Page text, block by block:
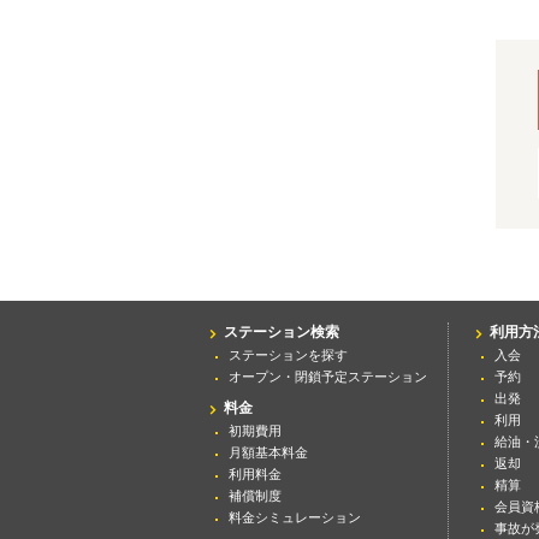
ステーション検索
ステーションを探す
オープン・閉鎖予定ステーション
料金
初期費用
月額基本料金
利用料金
補償制度
料金シミュレーション
利用方
入会
予約
出発
利用
給油・
返却
精算
会員資
事故が